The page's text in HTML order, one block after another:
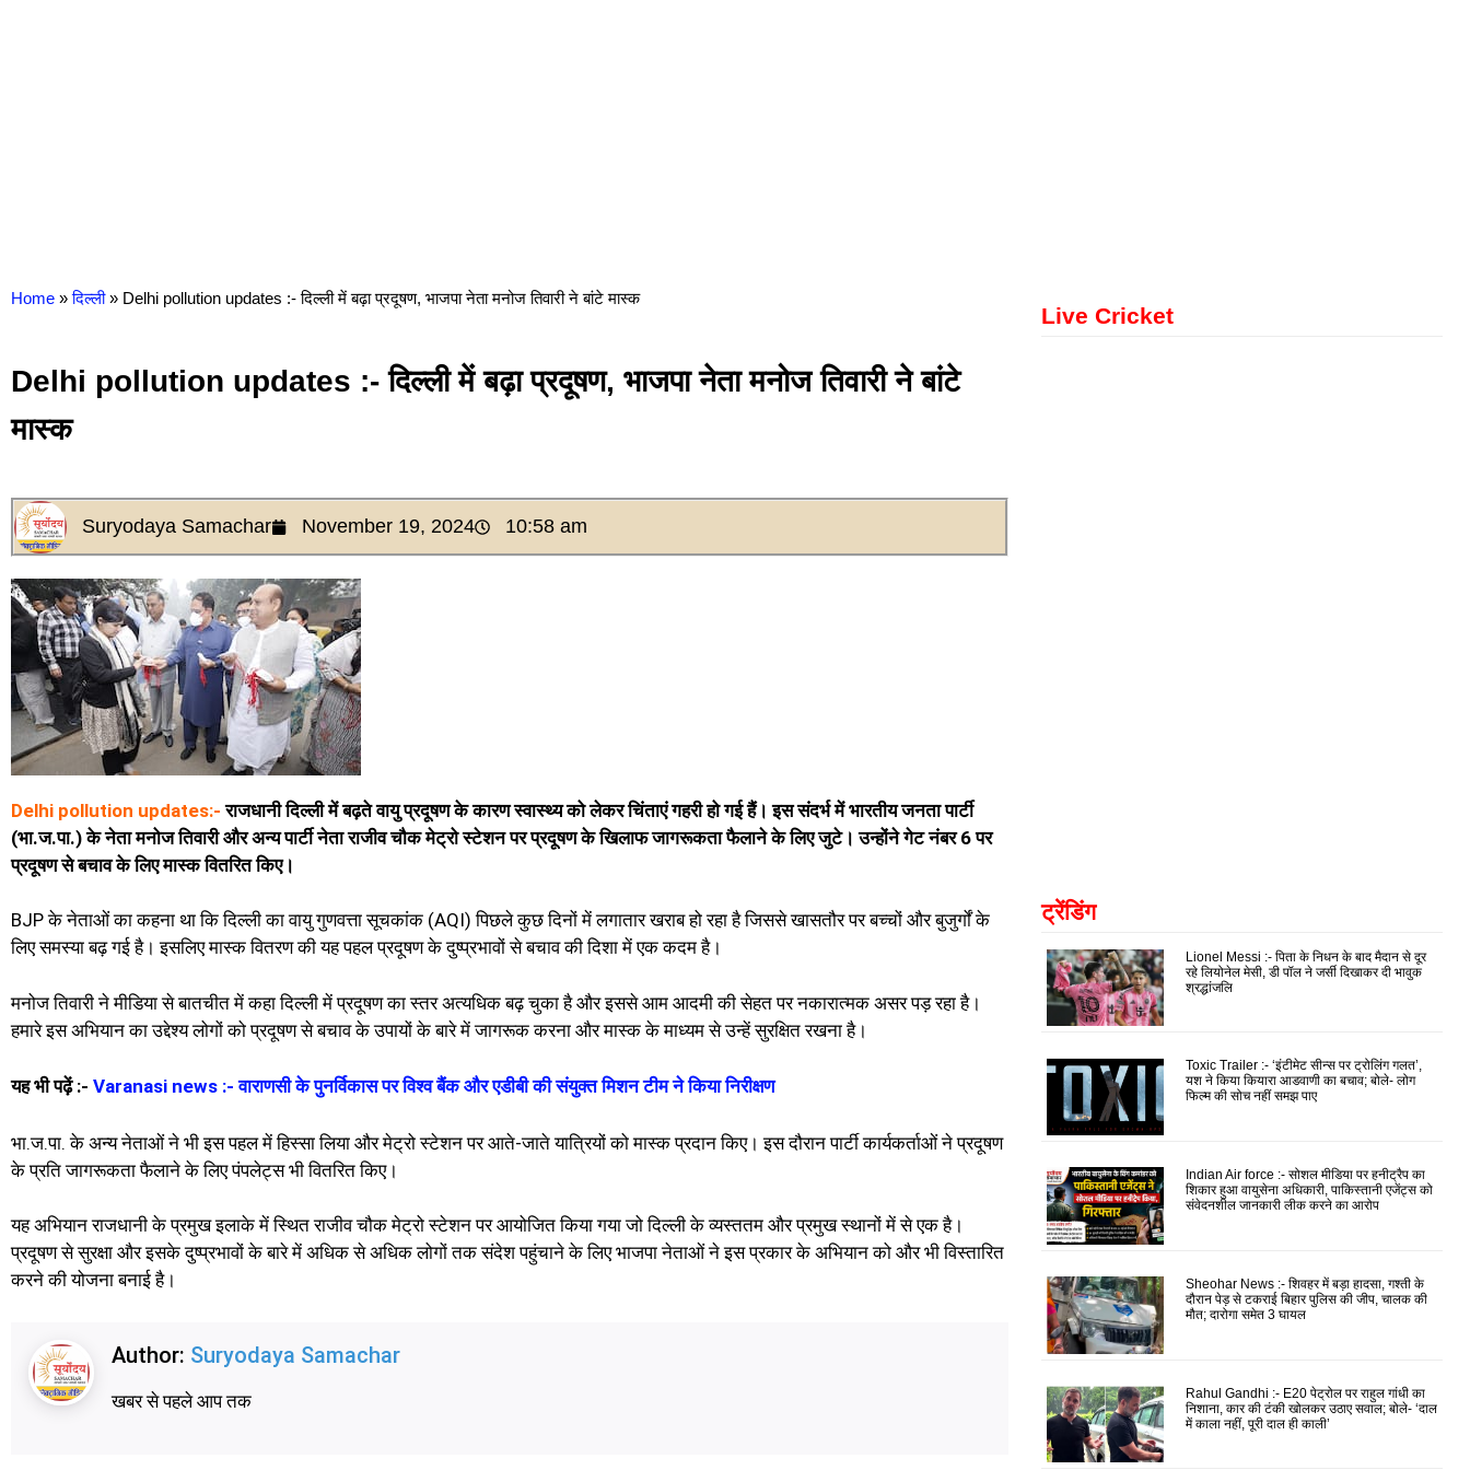
Home » दिल्ली » Delhi pollution updates :- दिल्ली में बढ़ा प्रदूषण, भाजपा नेता मनोज तिवारी ने बांटे मास्क
Delhi pollution updates :- दिल्ली में बढ़ा प्रदूषण, भाजपा नेता मनोज तिवारी ने बांटे
मास्क
Suryodaya Samachar November 19, 2024 10:58 am
Delhi pollution updates:-राजधानी दिल्ली में बढ़ते वायु प्रदूषण के कारण स्वास्थ्य को लेकर चिंताएं गहरी हो गई हैं। इस संदर्भ में भारतीय जनता पार्टी
(भा.ज.पा.) के नेता मनोज तिवारी और अन्य पार्टी नेता राजीव चौक मेट्रो स्टेशन पर प्रदूषण के खिलाफ जागरूकता फैलाने के लिए जुटे। उन्होंने गेट नंबर 6 पर
प्रदूषण से बचाव के लिए मास्क वितरित किए।
BJP के नेताओं का कहना था कि दिल्ली का वायु गुणवत्ता सूचकांक (AQI) पिछले कुछ दिनों में लगातार खराब हो रहा है जिससे खासतौर पर बच्चों और बुजुर्गों के
लिए समस्या बढ़ गई है। इसलिए मास्क वितरण की यह पहल प्रदूषण के दुष्प्रभावों से बचाव की दिशा में एक कदम है।
मनोज तिवारी ने मीडिया से बातचीत में कहा दिल्ली में प्रदूषण का स्तर अत्यधिक बढ़ चुका है और इससे आम आदमी की सेहत पर नकारात्मक असर पड़ रहा है।
हमारे इस अभियान का उद्देश्य लोगों को प्रदूषण से बचाव के उपायों के बारे में जागरूक करना और मास्क के माध्यम से उन्हें सुरक्षित रखना है।
यह भी पढ़ें :- Varanasi news :- वाराणसी के पुनर्विकास पर विश्व बैंक और एडीबी की संयुक्त मिशन टीम ने किया निरीक्षण
भा.ज.पा. के अन्य नेताओं ने भी इस पहल में हिस्सा लिया और मेट्रो स्टेशन पर आते-जाते यात्रियों को मास्क प्रदान किए। इस दौरान पार्टी कार्यकर्ताओं ने प्रदूषण
के प्रति जागरूकता फैलाने के लिए पंपलेट्स भी वितरित किए।
यह अभियान राजधानी के प्रमुख इलाके में स्थित राजीव चौक मेट्रो स्टेशन पर आयोजित किया गया जो दिल्ली के व्यस्ततम और प्रमुख स्थानों में से एक है।
प्रदूषण से सुरक्षा और इसके दुष्प्रभावों के बारे में अधिक से अधिक लोगों तक संदेश पहुंचाने के लिए भाजपा नेताओं ने इस प्रकार के अभियान को और भी विस्तारित
करने की योजना बनाई है।
Author: Suryodaya Samachar
खबर से पहले आप तक
Live Cricket
ट्रेंडिंग
Lionel Messi :- पिता के निधन के बाद मैदान से दूर
रहे लियोनेल मेसी, डी पॉल ने जर्सी दिखाकर दी भावुक
श्रद्धांजलि
Toxic Trailer :- ‘इंटीमेट सीन्स पर ट्रोलिंग गलत’,
यश ने किया कियारा आडवाणी का बचाव; बोले- लोग
फिल्म की सोच नहीं समझ पाए
Indian Air force :- सोशल मीडिया पर हनीट्रैप का
शिकार हुआ वायुसेना अधिकारी, पाकिस्तानी एजेंट्स को
संवेदनशील जानकारी लीक करने का आरोप
Sheohar News :- शिवहर में बड़ा हादसा, गश्ती के
दौरान पेड़ से टकराई बिहार पुलिस की जीप, चालक की
मौत; दारोगा समेत 3 घायल
Rahul Gandhi :- E20 पेट्रोल पर राहुल गांधी का
निशाना, कार की टंकी खोलकर उठाए सवाल; बोले- ‘दाल
में काला नहीं, पूरी दाल ही काली’